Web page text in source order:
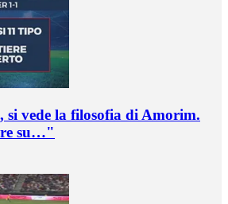
vede la filosofia di Amorim.
su…"